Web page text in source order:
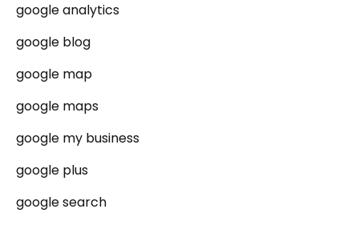
google analytics
google blog
google map
google maps
google my business
google plus
google search